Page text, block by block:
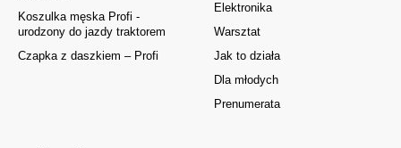
Elektronika
Warsztat
Jak to działa
Dla młodych
Prenumerata
Koszulka męska Profi -
urodzony do jazdy traktorem
Czapka z daszkiem – Profi